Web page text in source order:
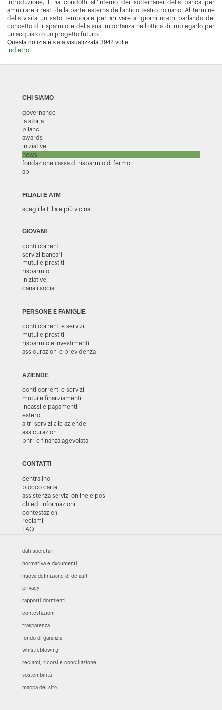
introduzione, li ha condotti all’interno dei sotterranei della banca per
ammirare i resti della parte esterna dell’antico teatro romano. Al termine
della visita un salto temporale per arrivare ai giorni nostri parlando del
concetto di risparmio e della sua importanza nell’ottica di impiegarlo per
un acquisto o un progetto futuro.
Questa notizia è stata visualizzata 3942 volte
indietro
CHI SIAMO
governance
la storia
bilanci
awards
iniziative
news
fondazione cassa di risparmio di fermo
abi
FILIALI E ATM
scegli la Filiale più vicina
GIOVANI
conti correnti
servizi bancari
mutui e prestiti
risparmio
iniziative
canali social
PERSONE E FAMIGLIE
conti correnti e servizi
mutui e prestiti
risparmio e investimenti
assicurazioni e previdenza
AZIENDE
conti correnti e servizi
mutui e finanziamenti
incassi e pagamenti
estero
altri servizi alle aziende
assicurazioni
pnrr e finanza agevolata
CONTATTI
centralino
blocco carte
assistenza servizi online e pos
chiedi informazioni
contestazioni
reclami
FAQ
dati societari
normativa e documenti
nuova definizione di default
privacy
rapporti dormienti
contestazioni
trasparenza
fondo di garanzia
whistleblowing
reclami, ricorsi e conciliazione
sostenibilità
mappa del sito